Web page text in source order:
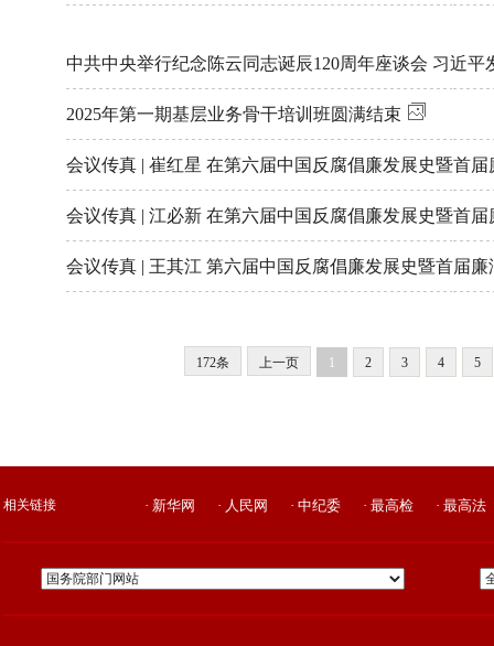
中共中央举行纪念陈云同志诞辰120周年座谈会 习近平
2025年第一期基层业务骨干培训班圆满结束
会议传真 | 崔红星 在第六届中国反腐倡廉发展史暨首
会议传真 | 江必新 在第六届中国反腐倡廉发展史暨首
会议传真 | 王其江 第六届中国反腐倡廉发展史暨首届
172条 上一页 1 2 3 4 5
相关链接 · 新华网 · 人民网 · 中纪委 · 最高检 · 最高法